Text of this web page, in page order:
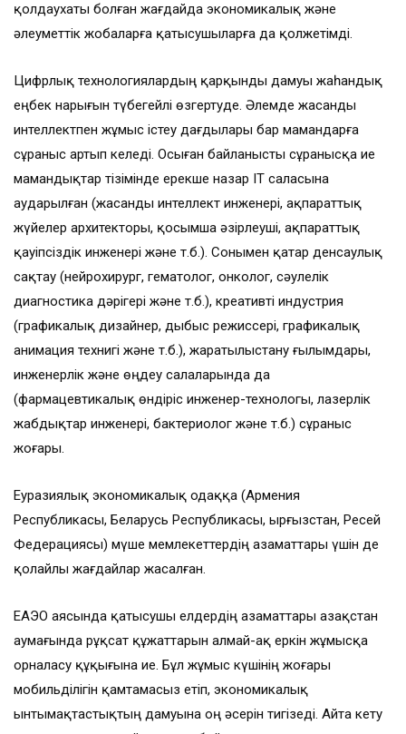
қолдаухаты болған жағдайда экономикалық және
әлеуметтік жобаларға қатысушыларға да қолжетімді.
Цифрлық технологиялардың қарқынды дамуы жаһандық
еңбек нарығын түбегейлі өзгертуде. Әлемде жасанды
интеллектпен жұмыс істеу дағдылары бар мамандарға
сұраныс артып келеді. Осыған байланысты сұранысқа ие
мамандықтар тізімінде ерекше назар ІТ саласына
аударылған (жасанды интеллект инженері, ақпараттық
жүйелер архитекторы, қосымша әзірлеуші, ақпараттық
қауіпсіздік инженері және т.б.). Сонымен қатар денсаулық
сақтау (нейрохирург, гематолог, онколог, сәулелік
диагностика дәрігері және т.б.), креативті индустрия
(графикалық дизайнер, дыбыс режиссері, графикалық
анимация технигі және т.б.), жаратылыстану ғылымдары,
инженерлік және өңдеу салаларында да
(фармацевтикалық өндіріс инженер-технологы, лазерлік
жабдықтар инженері, бактериолог және т.б.) сұраныс
жоғары.
Еуразиялық экономикалық одаққа (Армения
Республикасы, Беларусь Республикасы, Қырғызстан, Ресей
Федерациясы) мүше мемлекеттердің азаматтары үшін де
қолайлы жағдайлар жасалған.
ЕАЭО аясында қатысушы елдердің азаматтары Қазақстан
аумағында рұқсат құжаттарын алмай-ақ еркін жұмысқа
орналасу құқығына ие. Бұл жұмыс күшінің жоғары
мобильділігін қамтамасыз етіп, экономикалық
ынтымақтастықтың дамуына оң әсерін тигізеді. Айта кету